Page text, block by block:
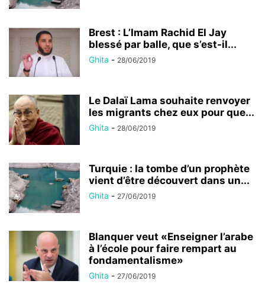
Brest : L’Imam Rachid El Jay
blessé par balle, que s’est-il...
Ghita - 28/06/2019
Le Dalaï Lama souhaite renvoyer
les migrants chez eux pour que...
Ghita - 28/06/2019
Turquie : la tombe d’un prophète
vient d’être découvert dans un...
Ghita - 27/06/2019
Blanquer veut «Enseigner l’arabe
à l’école pour faire rempart au
fondamentalisme»
Ghita - 27/06/2019